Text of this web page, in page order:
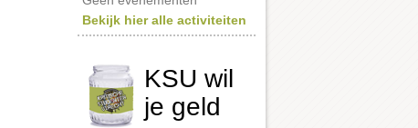
hBekijk hier alle activiteiten
KSU wil
je geld